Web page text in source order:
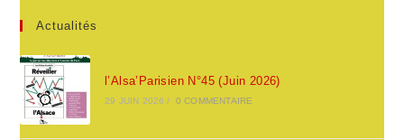
Actualités
l’Alsa’Parisien N°45 (Juin 2026)
29 JUIN 2026 / 0 COMMENTAIRE